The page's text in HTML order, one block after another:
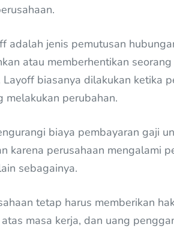
adalah jenis pemutusan
atau memberhentikan
biasanya dilakukan ketika
melakukan perubahan.
biaya pembayaran gaji
karena perusahaan mengalami
sebagainya.
tetap harus memberikan
masa kerja, dan uang